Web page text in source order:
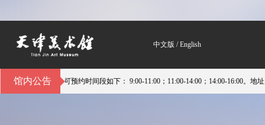
中文版 /English
馆内公告
可预约时间段如下： 9:00-11:00；11:00-14:00；14:00-16:00。地址：天津市河西